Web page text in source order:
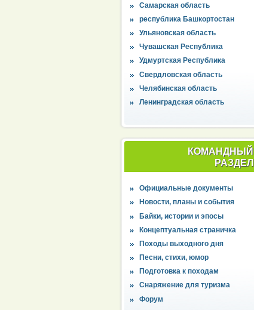
Самарская область
республика Башкортостан
Ульяновская область
Чувашская Республика
Удмуртская Республика
Свердловская область
Челябинская область
Ленинградская область
КОМАНДНЫЙ
РАЗДЕЛ
Официальные документы
Новости, планы и события
Байки, истории и эпосы
Концептуальная страничка
Походы выходного дня
Песни, стихи, юмор
Подготовка к походам
Снаряжение для туризма
Форум